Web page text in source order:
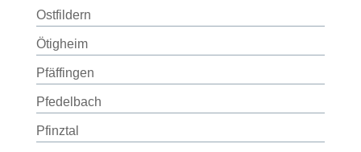
Ostfildern
Ötigheim
Pfäffingen
Pfedelbach
Pfinztal